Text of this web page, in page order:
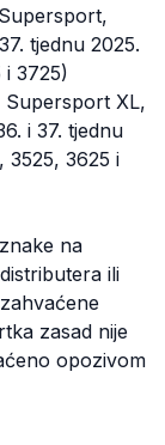
tjednu 2025.
i 3725)
Supersport XL,
i 37. tjednu
3525, 3625 i
na
ili
zasad nije
opozivom